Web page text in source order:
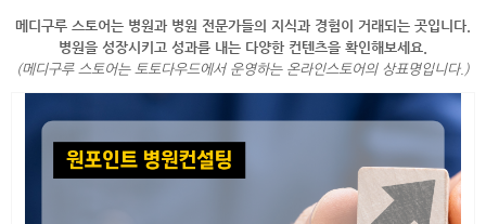
메디구루 스토어는 병원과 병원 전문가들의 지식과 경험이 거래되는 곳입니다.
병원을 성장시키고 성과를 내는 다양한 컨텐츠을 확인해보세요.
(메디구루 스토어는 토토다우드에서 운영하는 온라인스토어의 상표명입니다.)